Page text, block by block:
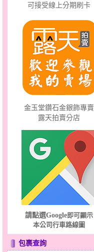
可接受線上分期刷卡
金玉堂鑽石金銀飾專賣
露天拍賣分店
請點選Google即可顯示
本公司行車路線圖
包裹查詢